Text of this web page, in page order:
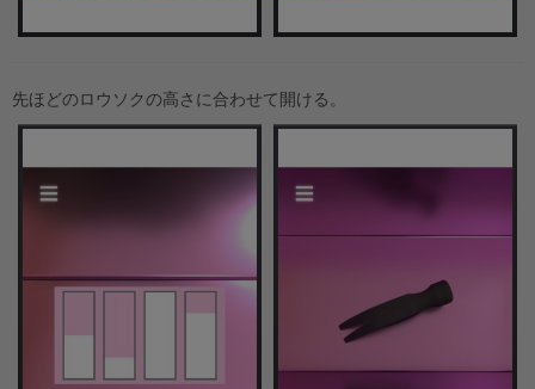
先ほどのロウソクの高さに合わせて開ける。